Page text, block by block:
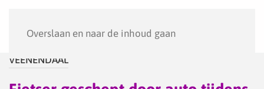
Overslaan en naar de inhoud gaan
VEENENDAAL